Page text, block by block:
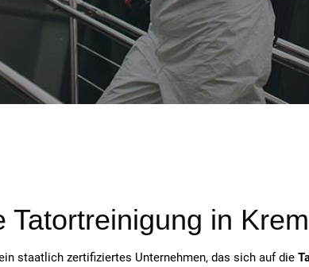
Tatortreinigung in
staatlich zertifiziertes Unternehmen, das sich auf die